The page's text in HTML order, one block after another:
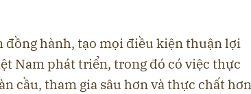
hành, tạo mọi điều kiện thuận lợi
Nam phát triển, trong đó có việc thực
cầu, tham gia sâu hơn và thực chất hơn